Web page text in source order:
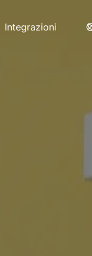
Integrazioni